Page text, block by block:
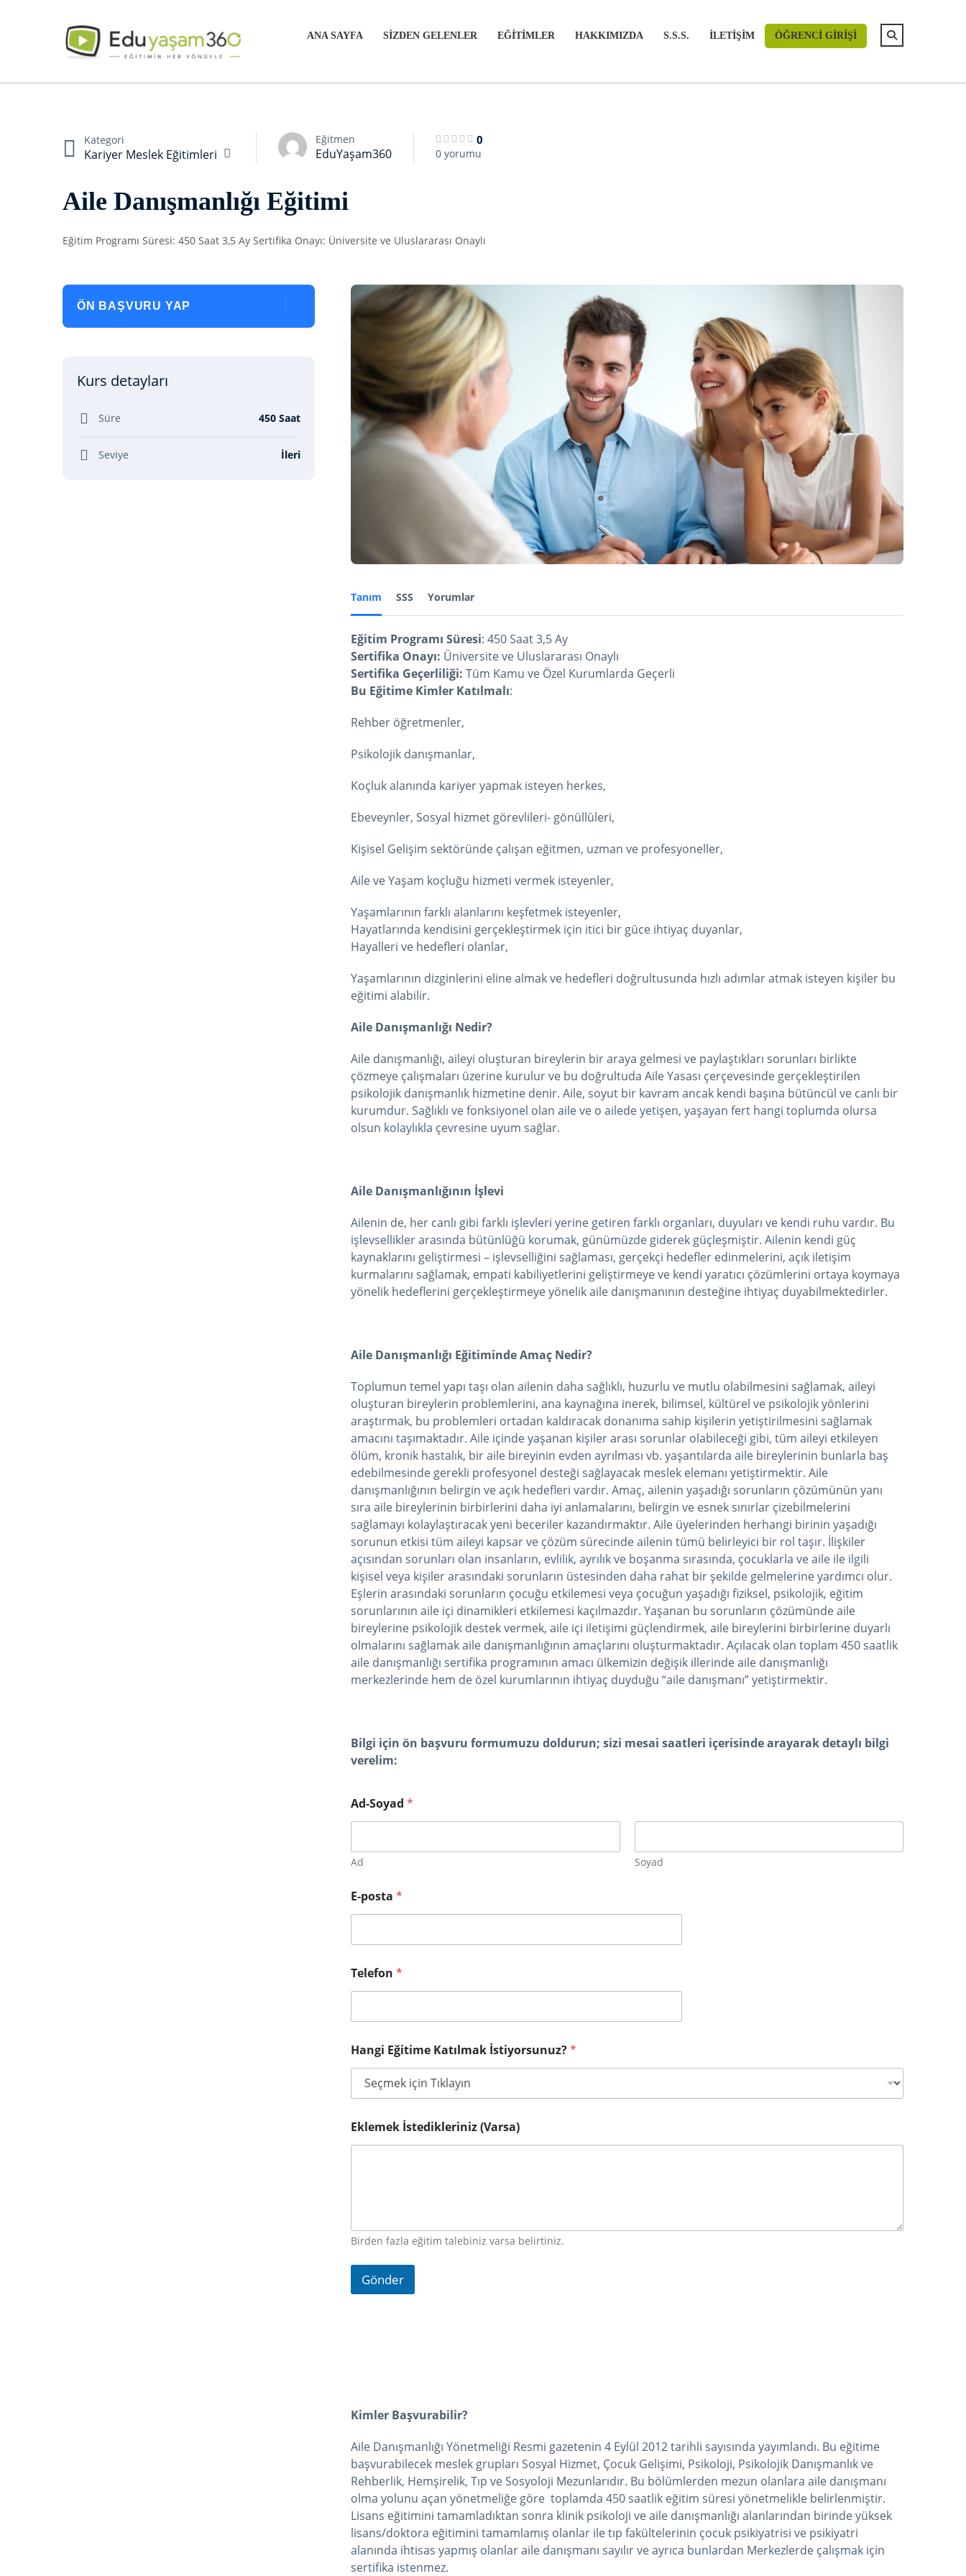
ANA SAYFA SIZDEN GELENLER EĞITIMLER HAKKIMIZDA S.S.S. İLETIŞIM ÖĞRENCI GIRIŞI
Kategori
Kariyer Meslek Eğitimleri
Eğitmen
EduYaşam360
0
0 yorumu
Aile Danışmanlığı Eğitimi
Eğitim Programı Süresi: 450 Saat 3,5 Ay Sertifika Onayı: Üniversite ve Uluslararası Onaylı
ÖN BAŞVURU YAP
Kurs detayları
Süre 450 Saat
Seviye İleri
Tanım SSS Yorumlar
Eğitim Programı Süresi: 450 Saat 3,5 Ay
Sertifika Onayı: Üniversite ve Uluslararası Onaylı
Sertifika Geçerliliği: Tüm Kamu ve Özel Kurumlarda Geçerli
Bu Eğitime Kimler Katılmalı:
Rehber öğretmenler,
Psikolojik danışmanlar,
Koçluk alanında kariyer yapmak isteyen herkes,
Ebeveynler, Sosyal hizmet görevlileri- gönüllüleri,
Kişisel Gelişim sektöründe çalışan eğitmen, uzman ve profesyoneller,
Aile ve Yaşam koçluğu hizmeti vermek isteyenler,
Yaşamlarının farklı alanlarını keşfetmek isteyenler,
Hayatlarında kendisini gerçekleştirmek için itici bir güce ihtiyaç duyanlar,
Hayalleri ve hedefleri olanlar,
Yaşamlarının dizginlerini eline almak ve hedefleri doğrultusunda hızlı adımlar atmak isteyen kişiler bu
eğitimi alabilir.
Aile Danışmanlığı Nedir?
Aile danışmanlığı, aileyi oluşturan bireylerin bir araya gelmesi ve paylaştıkları sorunları birlikte
çözmeye çalışmaları üzerine kurulur ve bu doğrultuda Aile Yasası çerçevesinde gerçekleştirilen
psikolojik danışmanlık hizmetine denir. Aile, soyut bir kavram ancak kendi başına bütüncül ve canlı bir
kurumdur. Sağlıklı ve fonksiyonel olan aile ve o ailede yetişen, yaşayan fert hangi toplumda olursa
olsun kolaylıkla çevresine uyum sağlar.
Aile Danışmanlığının İşlevi
Ailenin de, her canlı gibi farklı işlevleri yerine getiren farklı organları, duyuları ve kendi ruhu vardır. Bu
işlevsellikler arasında bütünlüğü korumak, günümüzde giderek güçleşmiştir. Ailenin kendi güç
kaynaklarını geliştirmesi – işlevselliğini sağlaması, gerçekçi hedefler edinmelerini, açık iletişim
kurmalarını sağlamak, empati kabiliyetlerini geliştirmeye ve kendi yaratıcı çözümlerini ortaya koymaya
yönelik hedeflerini gerçekleştirmeye yönelik aile danışmanının desteğine ihtiyaç duyabilmektedirler.
Aile Danışmanlığı Eğitiminde Amaç Nedir?
Toplumun temel yapı taşı olan ailenin daha sağlıklı, huzurlu ve mutlu olabilmesini sağlamak, aileyi
oluşturan bireylerin problemlerini, ana kaynağına inerek, bilimsel, kültürel ve psikolojik yönlerini
araştırmak, bu problemleri ortadan kaldıracak donanıma sahip kişilerin yetiştirilmesini sağlamak
amacını taşımaktadır. Aile içinde yaşanan kişiler arası sorunlar olabileceği gibi, tüm aileyi etkileyen
ölüm, kronik hastalık, bir aile bireyinin evden ayrılması vb. yaşantılarda aile bireylerinin bunlarla baş
edebilmesinde gerekli profesyonel desteği sağlayacak meslek elemanı yetiştirmektir. Aile
danışmanlığının belirgin ve açık hedefleri vardır. Amaç, ailenin yaşadığı sorunların çözümünün yanı
sıra aile bireylerinin birbirlerini daha iyi anlamalarını, belirgin ve esnek sınırlar çizebilmelerini
sağlamayı kolaylaştıracak yeni beceriler kazandırmaktır. Aile üyelerinden herhangi birinin yaşadığı
sorunun etkisi tüm aileyi kapsar ve çözüm sürecinde ailenin tümü belirleyici bir rol taşır. İlişkiler
açısından sorunları olan insanların, evlilik, ayrılık ve boşanma sırasında, çocuklarla ve aile ile ilgili
kişisel veya kişiler arasındaki sorunların üstesinden daha rahat bir şekilde gelmelerine yardımcı olur.
Eşlerin arasındaki sorunların çocuğu etkilemesi veya çocuğun yaşadığı fiziksel, psikolojik, eğitim
sorunlarının aile içi dinamikleri etkilemesi kaçılmazdır. Yaşanan bu sorunların çözümünde aile
bireylerine psikolojik destek vermek, aile içi iletişimi güçlendirmek, aile bireylerini birbirlerine duyarlı
olmalarını sağlamak aile danışmanlığının amaçlarını oluşturmaktadır. Açılacak olan toplam 450 saatlik
aile danışmanlığı sertifika programının amacı ülkemizin değişik illerinde aile danışmanlığı
merkezlerinde hem de özel kurumlarının ihtiyaç duyduğu “aile danışmanı” yetiştirmektir.
Bilgi için ön başvuru formumuzu doldurun; sizi mesai saatleri içerisinde arayarak detaylı bilgi
verelim:
Ad-Soyad *
Ad Soyad
E-posta *
Telefon *
Hangi Eğitime Katılmak İstiyorsunuz?*
Eklemek İstedikleriniz (Varsa)
Birden fazla eğitim talebiniz varsa belirtiniz.
Gönder
Kimler Başvurabilir?
Aile Danışmanlığı Yönetmeliği Resmi gazetenin 4 Eylül 2012 tarihli sayısında yayımlandı. Bu eğitime
başvurabilecek meslek grupları Sosyal Hizmet, Çocuk Gelişimi, Psikoloji, Psikolojik Danışmanlık ve
Rehberlik, Hemşirelik, Tıp ve Sosyoloji Mezunlarıdır. Bu bölümlerden mezun olanlara aile danışmanı
olma yolunu açan yönetmeliğe göre toplamda 450 saatlik eğitim süresi yönetmelikle belirlenmiştir.
Lisans eğitimini tamamladıktan sonra klinik psikoloji ve aile danışmanlığı alanlarından birinde yüksek
lisans/doktora eğitimini tamamlamış olanlar ile tıp fakültelerinin çocuk psikiyatrisi ve psikiyatri
alanında ihtisas yapmış olanlar aile danışmanı sayılır ve ayrıca bunlardan Merkezlerde çalışmak için
sertifika istenmez.